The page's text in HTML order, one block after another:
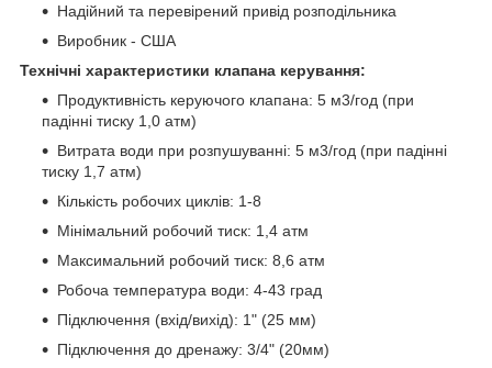
Надійний та перевірений привід розподільника
Виробник - США
Технічні характеристики клапана керування:
Продуктивність керуючого клапана: 5 м3/год (при
падінні тиску 1,0 атм)
Витрата води при розпушуванні: 5 м3/год (при падінні
тиску 1,7 атм)
Кількість робочих циклів: 1-8
Мінімальний робочий тиск: 1,4 атм
Максимальний робочий тиск: 8,6 атм
Робоча температура води: 4-43 град
Підключення (вхід/вихід): 1" (25 мм)
Підключення до дренажу: 3/4" (20мм)